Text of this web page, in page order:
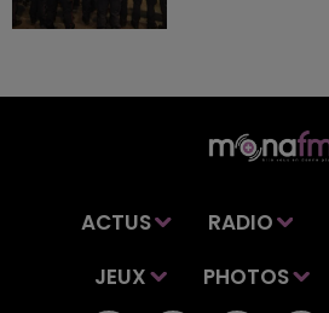
ACTUS RADIO
JEUX
PHOTOS